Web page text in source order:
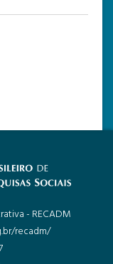
- RECADM
recadm/